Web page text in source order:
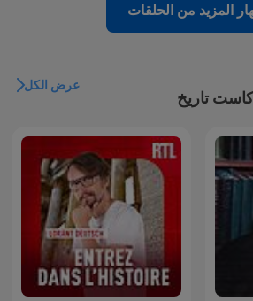
المزيد من الحلقات
تاريخ
عرض الكل